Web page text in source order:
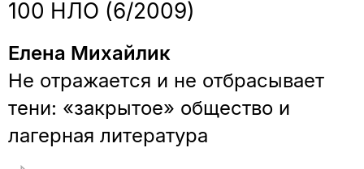
100 НЛО (6/2009)
Елена Михайлик
Не отражается и не отбрасывает
тени: «закрытое» общество и
лагерная литература